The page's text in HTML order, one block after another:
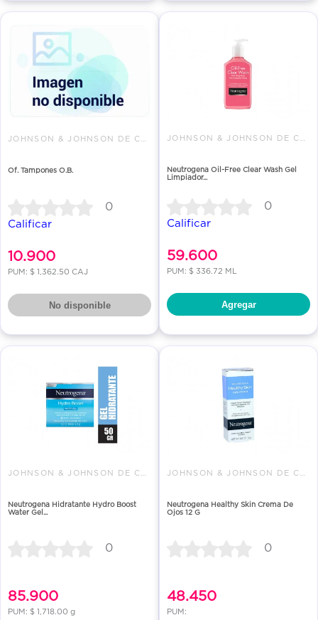
Of. Tampones O.B.
0
Calificar
10.900
PUM: $ 1,362.50 CAJ
No disponible
Neutrogena Oil-Free Clear Wash Gel
Limpiador...
0
Calificar
59.600
PUM: $ 336.72 ML
Agregar
Neutrogena Hidratante Hydro Boost
Water Gel...
0
85.900
PUM: $ 1,718.00 g
Neutrogena Healthy Skin Crema De
Ojos 12 G
0
48.450
PUM: